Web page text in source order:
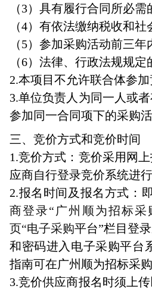
（3）具有履行合同所必
（4）有依法缴纳税收和
（5）参加采购活动前三
（6）法律、行政法规规
2.本项目不允许联合体参
3.单位负责人为同一人或
参加同一合同项下的采购
三、竞价方式和竞价时间
1.竞价方式：竞价采用网
应商自行登录竞价系统进
2.报名时间及报名方式：
商登录“ 广州顺为招标
页“电子采购平台”栏目登
和密码进入 电子采购平台
指南可在广州顺为招标采
3.竞价供应商报名时须上